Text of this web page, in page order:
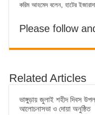
করিম আহমেদ বলেন, হাটের
Please follow
Related Articles
ভাঙ্গুড়ায় জুলাই শহীদ দিবস
আলোচনাসভা ও দোয়া অনুষ্ঠিত